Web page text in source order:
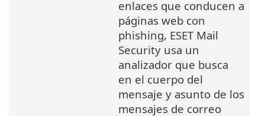
enlaces que conducen a
páginas web con
phishing, ESET Mail
Security usa un
analizador que busca
en el cuerpo del
mensaje y asunto de los
mensajes de correo